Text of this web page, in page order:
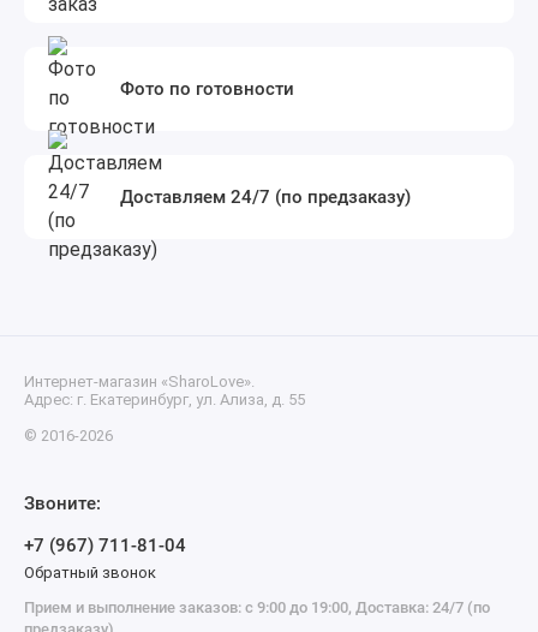
Фото по готовности
Доставляем 24/7 (по предзаказу)
Интернет-магазин «SharoLove».
Адрес: г. Екатеринбург, ул. Ализа, д. 55
© 2016-2026
Звоните:
+7 (967) 711-81-04
Обратный звонок
Прием и выполнение заказов: с 9:00 до 19:00, Доставка: 24/7 (по